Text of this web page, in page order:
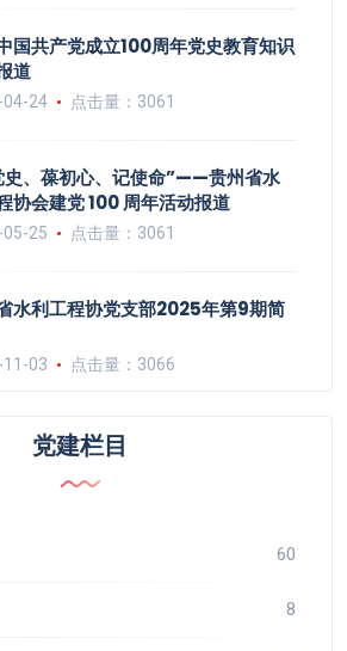
国共产党成立100周年党史教育知识
道
04-24 点击量：3061
史、葆初心、记使命”——贵州省水
协会建党 100 周年活动报道
25 点击量：3061
水利工程协党支部2025年第9期简
03 点击量：3066
党建栏目
60
8